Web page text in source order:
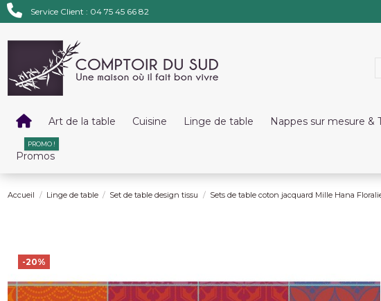
Service Client : 04 75 45 66 82
Art de la table Cuisine Linge de table Nappes sur mesure &
Promos
PROMO !
Accueil Linge de table Set de table design tissu Sets de table coton jacquard Mille Hana
-20%